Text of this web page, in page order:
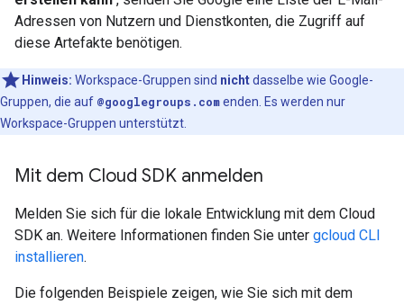
Adressen von Nutzern und Dienstkonten, die Zugriff auf
diese Artefakte benötigen.
Hinweis: Workspace-Gruppen sind nichtdasselbe wie Google-
Gruppen, die auf @googlegroups.comenden. Es werden nur
Workspace-Gruppen unterstützt.
Mit dem Cloud SDK anmelden
Melden Sie sich für die lokale Entwicklung mit dem Cloud
SDK an. Weitere Informationen finden Sie unter gcloud CLI
installieren.
Die folgenden Beispiele zeigen, wie Sie sich mit dem